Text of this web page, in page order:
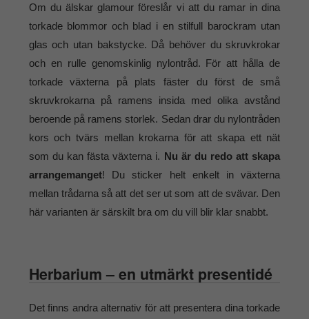
Om du älskar glamour föreslår vi att du ramar in dina
torkade blommor och blad i en stilfull barockram utan
glas och utan bakstycke. Då behöver du skruvkrokar
och en rulle genomskinlig nylontråd. För att hålla de
torkade växterna på plats fäster du först de små
skruvkrokarna på ramens insida med olika avstånd
beroende på ramens storlek. Sedan drar du nylontråden
kors och tvärs mellan krokarna för att skapa ett nät
som du kan fästa växterna i. Nu är du redo att skapa
arrangemanget! Du sticker helt enkelt in växterna
mellan trådarna så att det ser ut som att de svävar. Den
här varianten är särskilt bra om du vill blir klar snabbt.
Herbarium – en utmärkt presentidé
Det finns andra alternativ för att presentera dina torkade